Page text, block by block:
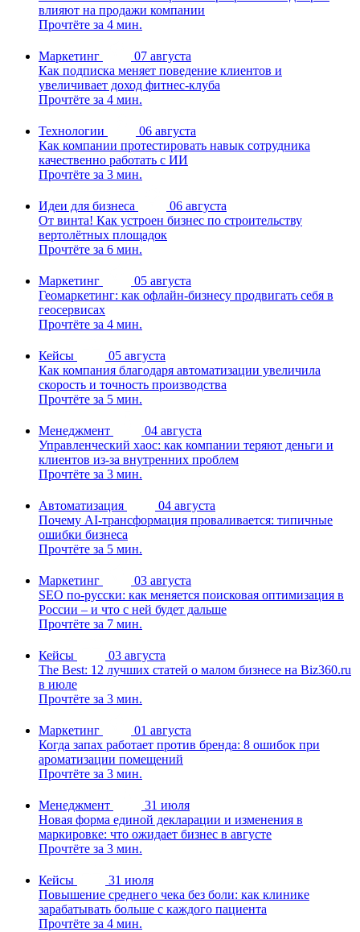
влияют на продажи компании
Прочтёте за 4 мин.
Маркетинг
07 августа
Как подписка меняет поведение клиентов и
увеличивает доход фитнес-клуба
Прочтёте за 4 мин.
Технологии
06 августа
Как компании протестировать навык сотрудника
качественно работать с ИИ
Прочтёте за 3 мин.
Идеи для бизнеса
06 августа
От винта! Как устроен бизнес по строительству
вертолётных площадок
Прочтёте за 6 мин.
Маркетинг
05 августа
Геомаркетинг: как офлайн-бизнесу продвигать себя в
геосервисах
Прочтёте за 4 мин.
Кейсы
05 августа
Как компания благодаря автоматизации увеличила
скорость и точность производства
Прочтёте за 5 мин.
Менеджмент
04 августа
Управленческий хаос: как компании теряют деньги и
клиентов из-за внутренних проблем
Прочтёте за 3 мин.
Автоматизация
04 августа
Почему AI-трансформация проваливается: типичные
ошибки бизнеса
Прочтёте за 5 мин.
Маркетинг
03 августа
SEO по-русски: как меняется поисковая оптимизация в
России – и что с ней будет дальше
Прочтёте за 7 мин.
Кейсы
03 августа
The Best: 12 лучших статей о малом бизнесе на Biz360.ru
в июле
Прочтёте за 3 мин.
Маркетинг
01 августа
Когда запах работает против бренда: 8 ошибок при
ароматизации помещений
Прочтёте за 3 мин.
Менеджмент
31 июля
Новая форма единой декларации и изменения в
маркировке: что ожидает бизнес в августе
Прочтёте за 3 мин.
Кейсы
31 июля
Повышение среднего чека без боли: как клинике
зарабатывать больше с каждого пациента
Прочтёте за 4 мин.